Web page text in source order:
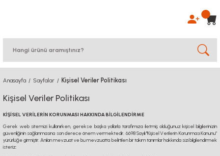
Anasayfa Sayfalar Kişisel Veriler Politikası
Kişisel Veriler Politikası
KİŞİSEL VERİLERİN KORUNMASI HAKKINDA BİLGİLENDİRME
Gerek web sitemizi kullanırken, gerekse başka yollarla tarafımıza iletmiş olduğunuz kişisel bilgilerinizin
güvenliğinin sağlanmasına son derece önem vermektedir. 6698 Sayılı "Kişisel Verilerin Korunması Kanunu”
yürürlüğe girmiştir. Anılan mevzuat ve bu mevzuatta belirtilen bir takım tanımlar hakkında sizi bilgilendirmek
isteriz: